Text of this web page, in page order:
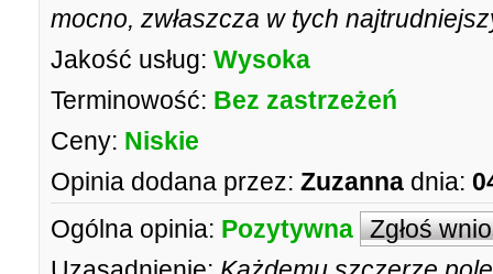
mocno, zwłaszcza w tych
Jakość usług: Wysoka
Terminowość: Bez zastrzeżeń
Ceny: Niskie
Opinia dodana przez: Zuzanna dnia:
Ogólna opinia: Pozytywna Zgłoś